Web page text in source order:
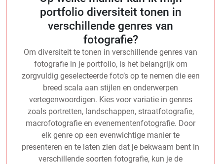
portfolio diversiteit tonen in
verschillende genres van
fotografie?
Om diversiteit te tonen in verschillende genres van
fotografie in je portfolio, is het belangrijk om
zorgvuldig geselecteerde foto’s op te nemen die een
breed scala aan stijlen en onderwerpen
vertegenwoordigen. Kies voor variatie in genres
zoals portretten, landschappen, straatfotografie,
macrofotografie en evenementenfotografie. Door
elk genre op een evenwichtige manier te
presenteren en te laten zien dat je bekwaam bent in
verschillende soorten fotografie, kun je de